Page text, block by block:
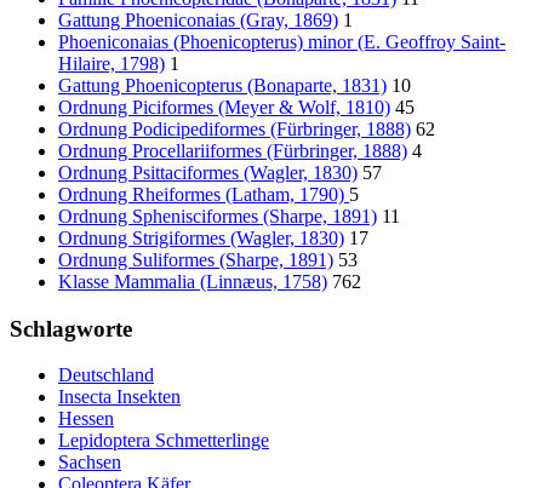
Gattung Phoeniconaias (Gray, 1869) 1
Phoeniconaias (Phoenicopterus) minor (E. Geoffroy Saint-
Hilaire, 1798) 1
Gattung Phoenicopterus (Bonaparte, 1831) 10
Ordnung Piciformes (Meyer & Wolf, 1810) 45
Ordnung Podicipediformes (Fürbringer, 1888) 62
Ordnung Procellariiformes (Fürbringer, 1888) 4
Ordnung Psittaciformes (Wagler, 1830) 57
Ordnung Rheiformes (Latham, 1790) 5
Ordnung Sphenisciformes (Sharpe, 1891) 11
Ordnung Strigiformes (Wagler, 1830) 17
Ordnung Suliformes (Sharpe, 1891) 53
Klasse Mammalia (Linnæus, 1758) 762
Schlagworte
Deutschland
Insecta Insekten
Hessen
Lepidoptera Schmetterlinge
Sachsen